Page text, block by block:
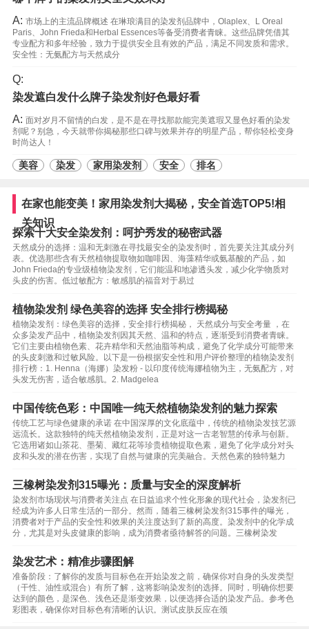
A: 市场上的主流品牌概述 在琳琅满目的染发剂品牌中，Olaplex、L Oreal
Paris、John Frieda和Herbal Essences等备受消费者青睐。这些品牌凭借其
专业配方和多年经验，致力于提供安全且有效的产品，满足不同发质和需求。
安全性：无氨配方与天然成分
Q:
染发遮白发什么牌子染发剂好色最好看
A: 面对岁月不留情的白发，是不是在寻找那款能完美遮瑕又显色好看的染发
剂呢？别急，今天就带你揭秘那些口碑与效果并存的明星产品，帮你轻松变身
时尚达人！
美容 染发 家用染发剂 安全 排名
在家也能变美！家用染发剂大揭秘，安全首选TOP5!相
关知识
探索十大安全染发剂：呵护秀发的秘密武器
天然成分的选择：温和无刺激在寻找最安全的染发剂时，首先要关注其成分列
表。优选那些含有天然植物提取物如咖啡因、海藻精华或氨基酸的产品，如
John Frieda的专业级植物染发剂，它们能温和地渗透头发，减少化学物质对
头皮的伤害。低过敏配方：敏感肌的福音对于易过
植物染发剂 绿色美容的选择 安全排行榜揭秘
植物染发剂：绿色美容的选择，安全排行榜揭秘， 天然成分与安全考量 ，在
众多染发产品中，植物染发剂因其天然、温和的特点，逐渐受到消费者青睐。
它们主要由植物色素、花卉精华和天然油脂等构成，避免了化学成分可能带来
的头皮刺激和过敏风险。以下是一份根据安全性和用户评价整理的植物染发剂
排行榜：1. Henna（海娜）染发粉 - 以印度传统海娜植物为主，无氨配方，对
头发无伤害，适合敏感肌。2. Madgelea
中国传统色彩：中国唯一纯天然植物染发剂的魅力探索
传统工艺与绿色健康的承诺 在中国深厚的文化底蕴中，传统的植物染发技艺源
远流长。这款独特的纯天然植物染发剂，正是对这一古老智慧的传承与创新。
它选用诸如山茶花、墨菊、藏红花等珍贵植物提取色素，避免了化学成分对头
皮和头发的潜在伤害，实现了自然与健康的完美融合。天然色素的独特魅力
三橡树染发剂315曝光：质量与安全的深度解析
染发剂市场现状与消费者关注点 在日益追求个性化形象的现代社会，染发剂已
经成为许多人日常生活的一部分。然而，随着三橡树染发剂315事件的曝光，
消费者对于产品的安全性和效果的关注度达到了新的高度。染发剂中的化学成
分，尤其是对头皮健康的影响，成为消费者亟待解答的问题。三橡树染发
染发艺术：精准步骤图解
准备阶段：了解你的发质与目标色在开始染发之前，确保你对自身的头发类型
（干性、油性或混合）有所了解，这将影响染发剂的选择。同时，明确你想要
达到的颜色，是深色、浅色还是渐变效果，以便选择合适的染发产品。参考色
彩图表，确保你对目标色有清晰的认识。测试皮肤反应在颈